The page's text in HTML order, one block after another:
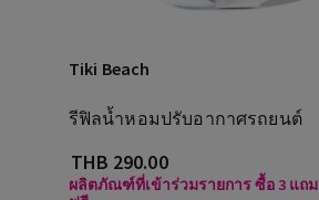
Tiki Beach
รีฟิลน้ำหอมปรับอากาศรถยนต์
THB 290.00
ผลิตภัณฑ์ที่เข้าร่วมรายการ ซื้อ 3 แถม